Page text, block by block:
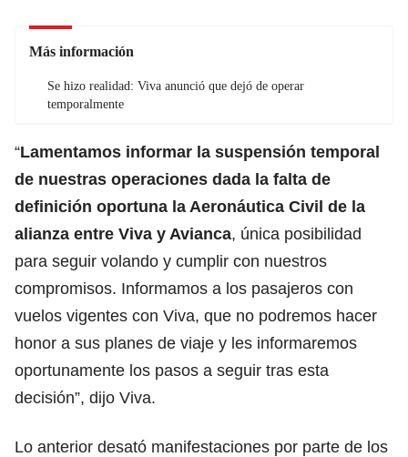
Más información
Se hizo realidad: Viva anunció que dejó de operar
temporalmente
“Lamentamos informar la suspensión temporal
de nuestras operaciones dada la falta de
definición oportuna la Aeronáutica Civil de la
alianza entre Viva y Avianca, única posibilidad
para seguir volando y cumplir con nuestros
compromisos. Informamos a los pasajeros con
vuelos vigentes con Viva, que no podremos hacer
honor a sus planes de viaje y les informaremos
oportunamente los pasos a seguir tras esta
decisión”, dijo Viva.
Lo anterior desató manifestaciones por parte de los